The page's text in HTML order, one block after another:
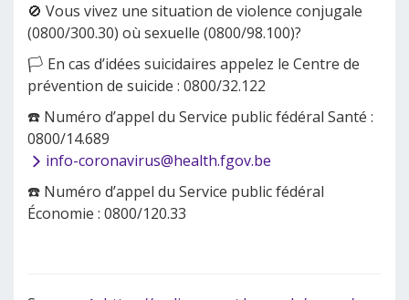
🚫 Vous vivez une situation de violence conjugale
(0800/300.30) où sexuelle (0800/98.100)?
🏳️ En cas d’idées suicidaires appelez le Centre de
prévention de suicide : 0800/32.122​
☎️ Numéro d’appel du Service public fédéral Santé :
0800/14.689
info-coronavirus@health.fgov.be
☎️ Numéro d’appel du Service public fédéral
Économie : 0800/120.33